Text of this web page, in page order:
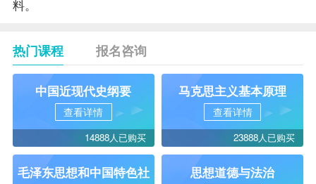
料。
热门课程 报名咨询
中国近现代史纲要
查看详情
14888人已购买
马克思主义基本原理
查看详情
23888人已购买
毛泽东思想和中国特色社
思想道德与法治